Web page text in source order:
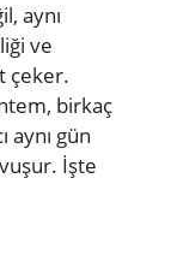
aynı
ve
çeker.
birkaç
aynı gün
İşte